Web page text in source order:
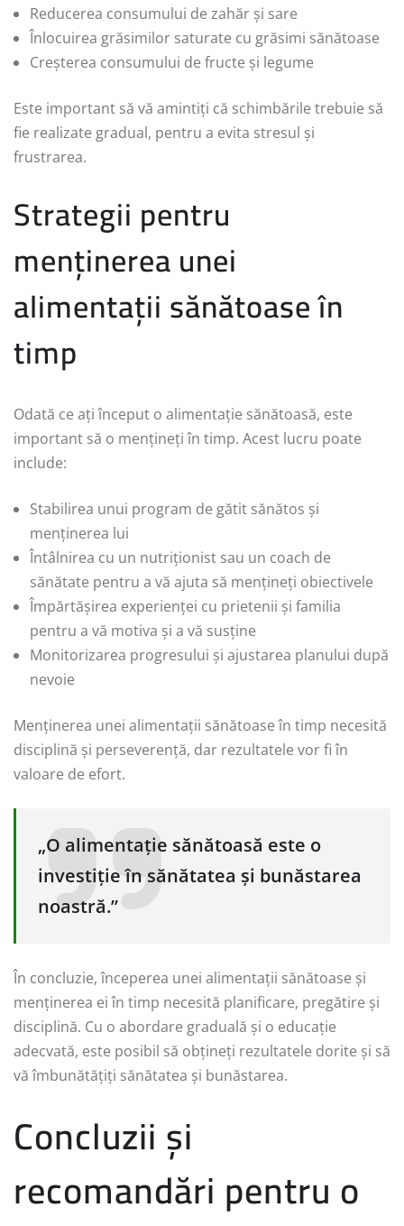
Reducerea consumului de zahăr și sare
Înlocuirea grăsimilor saturate cu grăsimi sănătoase
Creșterea consumului de fructe și legume
Este important să vă amintiți că schimbările trebuie să
fie realizate gradual, pentru a evita stresul și
frustrarea.
Strategii pentru
menținerea unei
alimentații sănătoase în
timp
Odată ce ați început o alimentație sănătoasă, este
important să o mențineți în timp. Acest lucru poate
include:
Stabilirea unui program de gătit sănătos și
menținerea lui
Întâlnirea cu un nutriționist sau un coach de
sănătate pentru a vă ajuta să mențineți obiectivele
Împărtășirea experienței cu prietenii și familia
pentru a vă motiva și a vă susține
Monitorizarea progresului și ajustarea planului după
nevoie
Menținerea unei alimentații sănătoase în timp necesită
disciplină și perseverență, dar rezultatele vor fi în
valoare de efort.
„O alimentație sănătoasă este o
investiție în sănătatea și bunăstarea
noastră.”
În concluzie, începerea unei alimentații sănătoase și
menținerea ei în timp necesită planificare, pregătire și
disciplină. Cu o abordare graduală și o educație
adecvată, este posibil să obțineți rezultatele dorite și să
vă îmbunătățiți sănătatea și bunăstarea.
Concluzii și
recomandări pentru o